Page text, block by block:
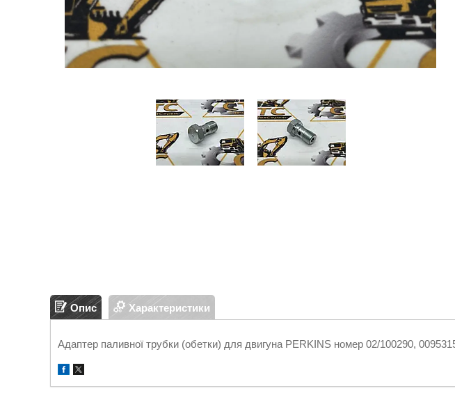
Опис Характеристики
Адаптер паливної трубки (обетки) для двигуна PERKINS номер 02/100290,